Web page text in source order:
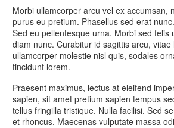
Morbi ullamcorper arcu vel ex accumsan,
purus eu pretium. Phasellus sed erat
Sed eu pellentesque urna. Morbi sed
diam nunc. Curabitur id sagittis arcu,
ullamcorper molestie nisl quis, sodales
tincidunt lorem.
Praesent maximus, lectus at eleifend
sapien, sit amet pretium sapien tempus
tellus fringilla tristique. Nulla facilisi. Sed
et rhoncus. Maecenas vulputate massa